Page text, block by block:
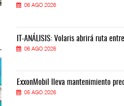
05 AGO 2026
06 AGO 2026
IT-ANÁLISIS: Volaris abrirá ruta
06 AGO 2026
ExxonMobil lleva mantenimiento
05 AGO 2026